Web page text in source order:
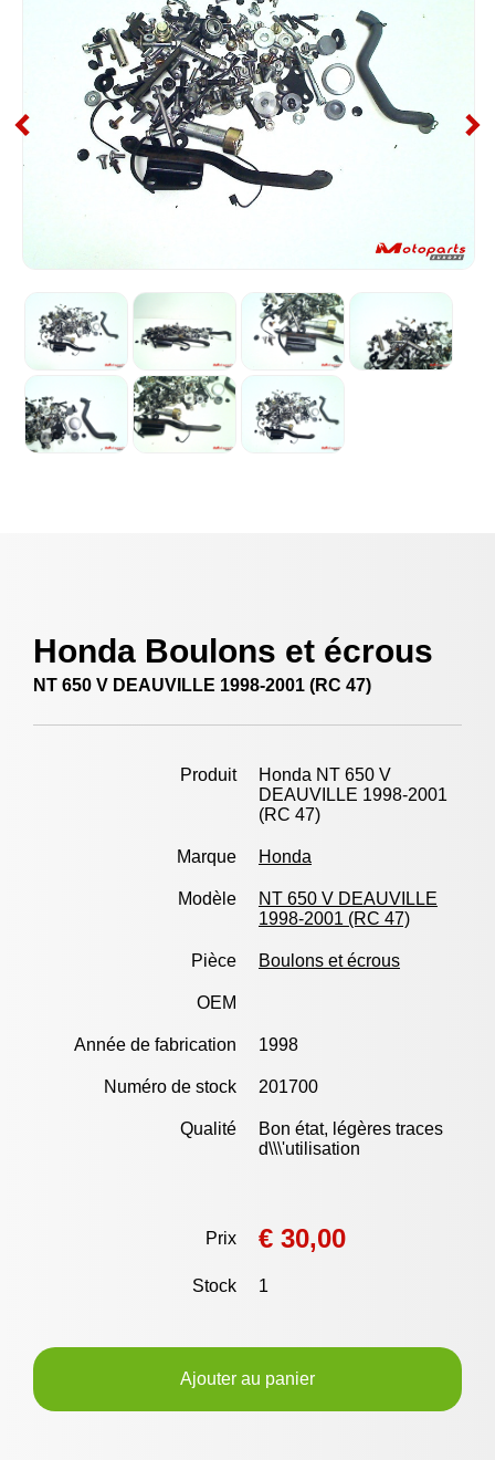
Honda Boulons et écrous
NT 650 V DEAUVILLE 1998-2001 (RC 47)
Produit
Honda NT 650 V
DEAUVILLE 1998-2001
(RC 47)
Marque Honda
Modèle
NT 650 V DEAUVILLE
1998-2001 (RC 47)
Pièce Boulons et écrous
OEM
Année de fabrication 1998
Numéro de stock 201700
Qualité
Bon état, légères traces
d\\\'utilisation
Prix € 30,00
Stock 1
Ajouter au panier